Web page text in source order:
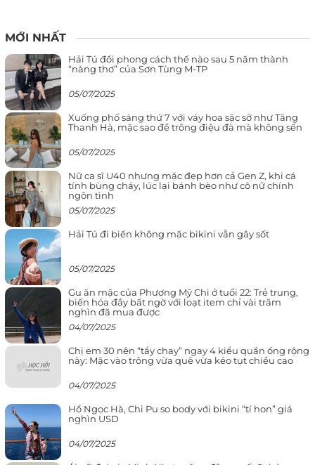
MỚI NHẤT
Hải Tú đổi phong cách thế nào sau 5 năm thành
“nàng thơ” của Sơn Tùng M-TP
05/07/2025
Xuống phố sáng thứ 7 với váy hoa sặc sỡ như Tăng
Thanh Hà, mặc sao để trông điệu đà mà không sến
05/07/2025
Nữ ca sĩ U40 nhưng mặc đẹp hơn cả Gen Z, khi cá
tính bùng cháy, lúc lại bánh bèo như cô nữ chính
ngôn tình
05/07/2025
Hải Tú đi biển không mặc bikini vẫn gây sốt
05/07/2025
Gu ăn mặc của Phương Mỹ Chi ở tuổi 22: Trẻ trung,
biến hóa đầy bất ngờ với loạt item chỉ vài trăm
nghìn đã mua được
04/07/2025
Chị em 30 nên “tẩy chay” ngay 4 kiểu quần ống rộng
này: Mặc vào trông vừa quê vừa kéo tụt chiều cao
04/07/2025
Hồ Ngọc Hà, Chi Pu so body với bikini “tí hon” giá
nghìn USD
04/07/2025